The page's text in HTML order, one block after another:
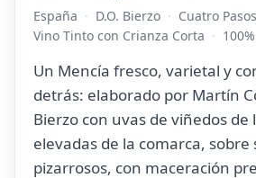
España D.O. Bierzo
Cuatro
Vino Tinto con Crianza Corta
Un Mencía fresco, varietal y
detrás: elaborado por Martín
Bierzo con uvas de viñedos de
elevadas de la comarca, sobre
pizarrosos, con maceración